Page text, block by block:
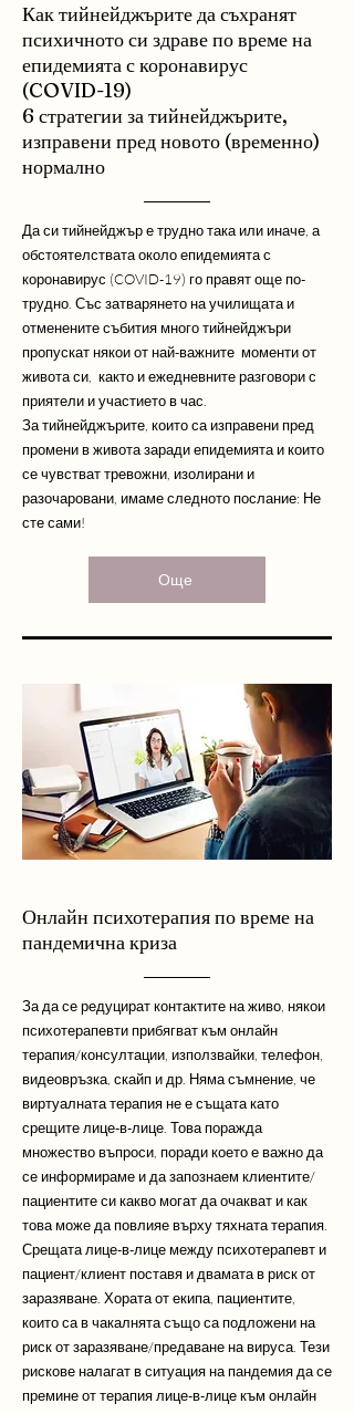
Как тийнейджърите да съхранят
психичното си здраве по време на
епидемията с коронавирус
(COVID-19)
6 стратегии за тийнейджърите,
изправени пред новото (временно)
нормално
Да си тийнейджър е трудно така или иначе, а
обстоятелствата около епидемията с
коронавирус (COVID-19) го правят още по-
трудно. Със затварянето на училищата и
отменените събития много тийнейджъри
пропускат някои от най-важните моменти от
живота си, както и ежедневните разговори с
приятели и участието в час.
За тийнейджърите, които са изправени пред
промени в живота заради епидемията и които
се чувстват тревожни, изолирани и
разочаровани, имаме следното послание: Не
сте сами!
Още
Онлайн психотерапия по време на
пандемична криза
За да се редуцират контактите на живо, някои
психотерапевти прибягват към онлайн
терапия/консултации, използвайки, телефон,
видеовръзка, скайп и др. Няма съмнение, че
виртуалната терапия не е същата като
срещите лице-в-лице. Това поражда
множество въпроси, поради което е важно да
се информираме и да запознаем клиентите/
пациентите си какво могат да очакват и как
това може да повлияе върху тяхната терапия.
Срещата лице-в-лице между психотерапевт и
пациент/клиент поставя и двамата в риск от
заразяване. Хората от екипа, пациентите,
които са в чакалнята също са подложени на
риск от заразяване/предаване на вируса. Тези
рискове налагат в ситуация на пандемия да се
премине от терапия лице-в-лице към онлайн